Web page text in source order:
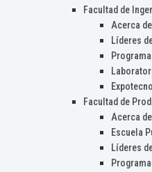
Facultad de
Acerca
Líderes
Facultad de
Acerca
Escuela
Líderes